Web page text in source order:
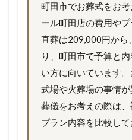
町田市でお葬式をお
ール町田店の費用やプ
直葬は209,000円から
り、町田市で予算と
い方に向いています
式場や火葬場の事情
葬儀をお考えの際は
プラン内容を比較して